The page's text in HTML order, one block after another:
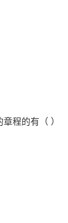
程的有（ ）